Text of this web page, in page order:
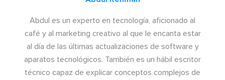
Abdul es un experto en tecnología, aficionado al
café y al marketing creativo al que le encanta estar
al día de las últimas actualizaciones de software y
aparatos tecnológicos. También es un hábil escritor
técnico capaz de explicar conceptos complejos de